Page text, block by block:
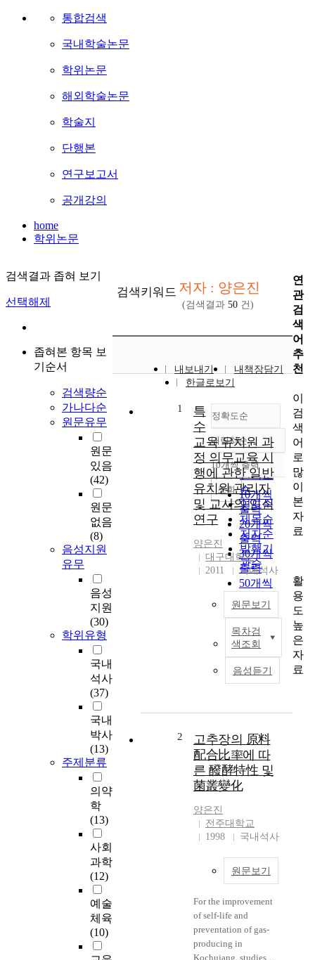
통합검색
국내학술논문
학위논문
해외학술논문
학술지
단행본
연구보고서
공개강의
home
학위논문
검색결과 좁혀 보기
선택해제
좁혀본 항목 보
기순서
검색량순
가나다순
원문유무
원문
있음
(42)
원문
없음
(8)
음성지원
유무
음성
지원
(30)
학위유형
국내
석사
(37)
국내
박사
(13)
주제분류
의약
학
(13)
사회
과학
(12)
예술
체육
(10)
검색키워드 저자 : 양은진
(검색결과 50 건)
내보내기
내책장담기
한글로보기
정확도순
정확도
순
인기도
순
연도순
제목순
저자순
발행기
관순
내림차순
내림차순
10개씩 출력
10개씩
출력
20개씩
출력
30개씩
출력
50개씩
출력
100개씩
출력
조회
1
특
수
교육 유치원 과
정 의무교육 시
행에 관한 일반
유치원 관리자
및 교사의 인식
연구
양은진
대구대학교
2011
국내석사
원문보기
목차검
색조회
음성듣기
2
고추장의 原料
配合比率에 따
른 醱酵特性 및
菌叢變化
양은진
전주대학교
1998
국내석사
원문보기
For the improvement
of self-life and
preventation of gas-
producing in
Kochujang, studies
연
관
검
색
어
추
천
이
검
색
어
로
많
이
본
자
료
활
용
도
높
은
자
료